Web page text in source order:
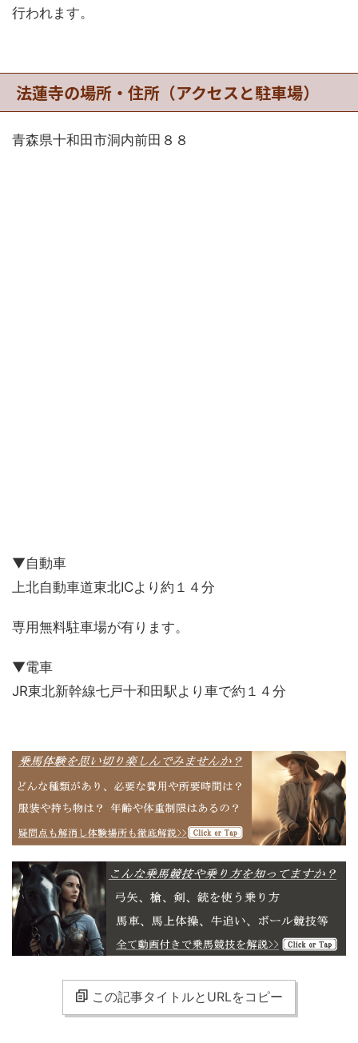
行われます。
法蓮寺の場所・住所（アクセスと駐車場）
青森県十和田市洞内前田８８
▼自動車
上北自動車道東北ICより約１４分
専用無料駐車場が有ります。
▼電車
JR東北新幹線七戸十和田駅より車で約１４分
この記事タイトルとURLをコピー